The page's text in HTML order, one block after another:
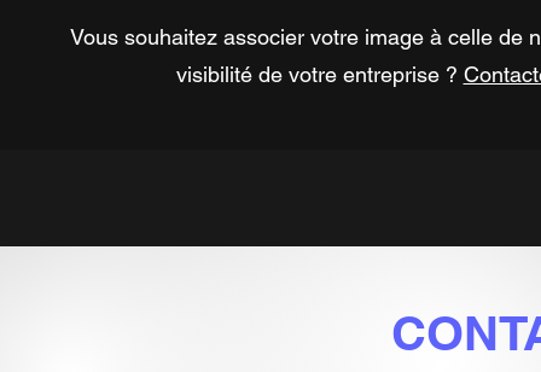
Vous souhaitez associer votre image à celle de
visibilité de votre entreprise ?